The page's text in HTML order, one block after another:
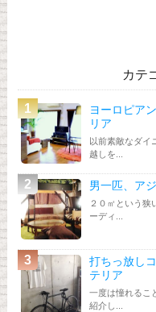
カテ
ヨーロピア
リア
以前素敵なダイ
越しを...
男一匹、ア
２０㎡という狭
ーディ...
打ちっ放し
テリア
一度は憧れるこ
紹介し...